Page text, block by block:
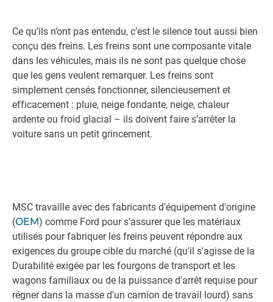
Ce qu’ils n’ont pas entendu, c’est le silence tout aussi bien
conçu des freins. Les freins sont une composante vitale
dans les véhicules, mais ils ne sont pas quelque chose
que les gens veulent remarquer. Les freins sont
simplement censés fonctionner, silencieusement et
efficacement : pluie, neige fondante, neige, chaleur
ardente ou froid glacial – ils doivent faire s’arrêter la
voiture sans un petit grincement.
MSC travaille avec des fabricants d'équipement d'origine
(OEM) comme Ford pour s'assurer que les matériaux
utilisés pour fabriquer les freins peuvent répondre aux
exigences du groupe cible du marché (qu'il s'agisse de la
Durabilité exigée par les fourgons de transport et les
wagons familiaux ou de la puissance d'arrêt requise pour
régner dans la masse d'un camion de travail lourd) sans